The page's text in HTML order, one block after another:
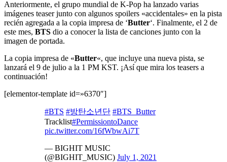
Anteriormente, el grupo mundial de K-Pop ha lanzado varias
imágenes teaser junto con algunos spoilers «accidentales» en la pista
recién agregada a la copia impresa de ‘Butter‘. Finalmente, el 2 de
este mes, BTS dio a conocer la lista de canciones junto con la
imagen de portada.
La copia impresa de «Butter«, que incluye una nueva pista, se
lanzará el 9 de julio a la 1 PM KST. ¡Así que mira los teasers a
continuación!
[elementor-template id=»6370″]
#BTS #방탄소년단 #BTS_Butter
Tracklist#PermissiontoDance
pic.twitter.com/16fWbwAi7T
— BIGHIT MUSIC
(@BIGHIT_MUSIC) July 1, 2021